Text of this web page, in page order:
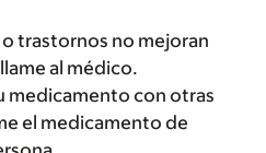
o trastornos no mejoran
al médico.
medicamento con otras
el medicamento de